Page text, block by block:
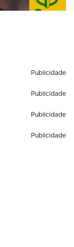
Publicidade
Publicidade
Publicidade
Publicidade